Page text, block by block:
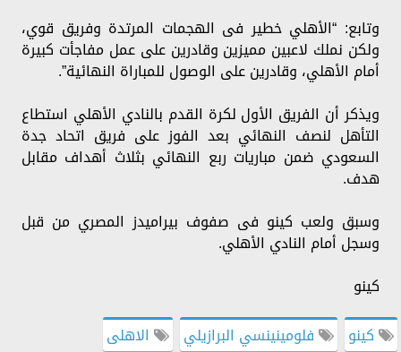
وتابع: “الأهلي خطير فى الهجمات المرتدة وفريق قوي،
ولكن نملك لاعبين مميزين وقادرين على عمل مفاجأت كبيرة
أمام الأهلي، وقادرين على الوصول للمباراة النهائية”.
ويذكر أن الفريق الأول لكرة القدم بالنادي الأهلي استطاع
التأهل لنصف النهائي بعد الفوز على فريق اتحاد جدة
السعودي ضمن مباريات ربع النهائي بثلاث أهداف مقابل
هدف.
وسبق ولعب كينو فى صفوف بيراميدز المصري من قبل
وسجل أمام النادي الأهلي.
كينو
كينو
فلومينينسي البرازيلي
الاهلى